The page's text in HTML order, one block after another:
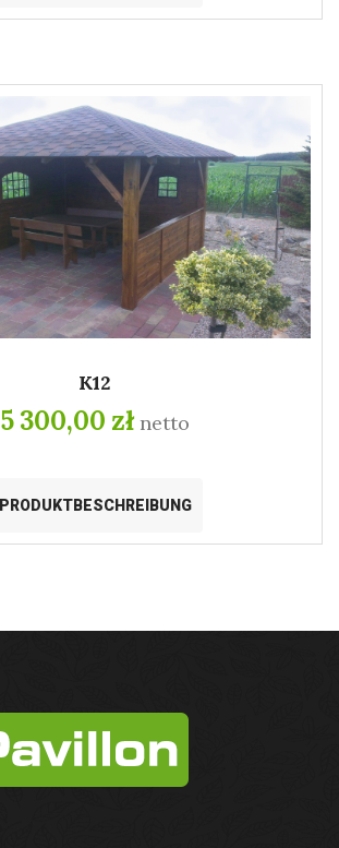
K12
5 300,00 zł netto
PRODUKTBESCHREIBUNG